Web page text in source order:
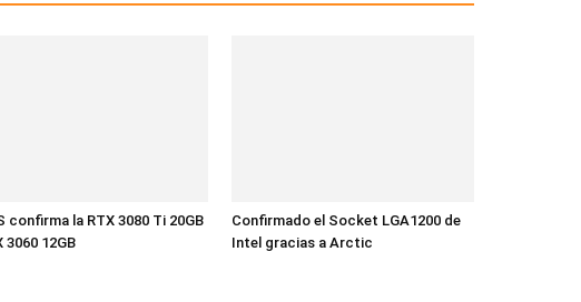
confirma la RTX 3080 Ti 20GB
3060 12GB
Confirmado el Socket LGA1200 de
Intel gracias a Arctic